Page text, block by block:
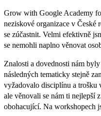
Grow with Google Academy
neziskové organizace v České
se zúčastnit. Velmi efektivně
se nemohli naplno věnovat
Znalosti a dovednosti nám
následných tematicky stejně
vyžadovalo disciplínu a trošku
ale věnovali se nám ti nejlepší
obohacující. Na workshopech